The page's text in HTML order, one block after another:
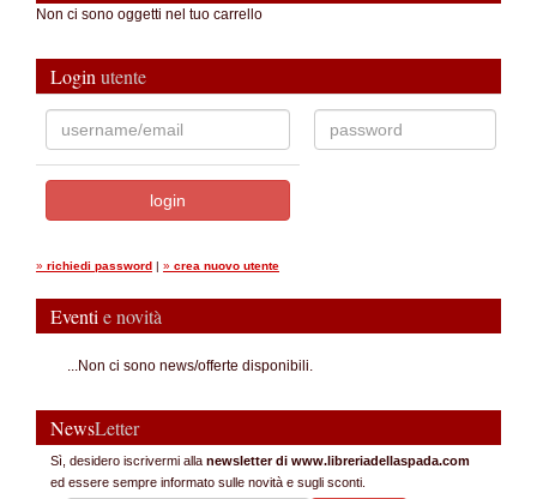
Non ci sono oggetti nel tuo carrello
Login utente
» richiedi password | » crea nuovo utente
Eventi e novità
...Non ci sono news/offerte disponibili.
NewsLetter
Sì, desidero iscrivermi alla newsletter di www.libreriadellaspada.com
ed essere sempre informato sulle novità e sugli sconti.